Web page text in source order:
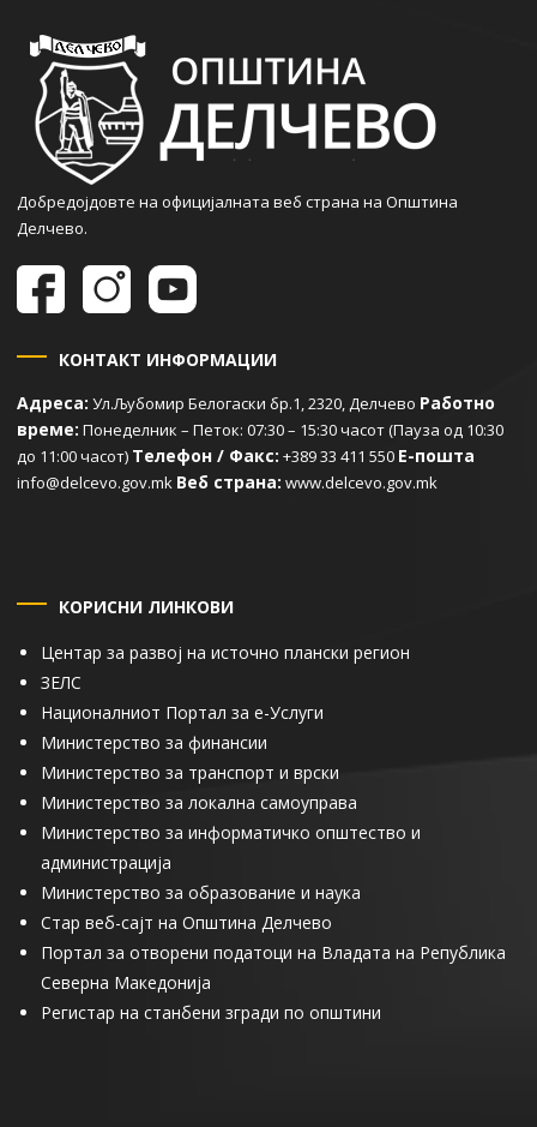
Добредојдовте на официјалната веб страна на Општина
Делчево.
КОНТАКТ ИНФОРМАЦИИ
Адреса: Ул.Љубомир Белогаски бр.1, 2320, Делчево Работно
време: Понеделник – Петок: 07:30 – 15:30 часот (Пауза од 10:30
до 11:00 часот) Телефон / Факс: +389 33 411 550 Е-пошта
info@delcevo.gov.mk Веб страна: www.delcevo.gov.mk
КОРИСНИ ЛИНКОВИ
Центар за развој на источно плански регион
ЗЕЛС
Националниот Портал за е-Услуги
Министерство за финансии
Министерство за транспорт и врски
Министерство за локална самоуправа
Министерство за информатичко општество и
администрација
Министерство за образование и наука
Стар веб-сајт на Општина Делчево
Портал за отворени податоци на Владата на Република
Северна Македонија
Регистар на станбени згради по општини